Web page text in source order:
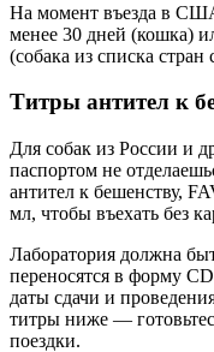
На момент въезда в
менее 30 дней (кошка)
(собака из списка
Титры антител к
Для собак из России и
паспортом не
антител к бешенству,
мл, чтобы въехать без
Лаборатория должна
переносятся в форму
даты сдачи и
титры ниже —
поездки.